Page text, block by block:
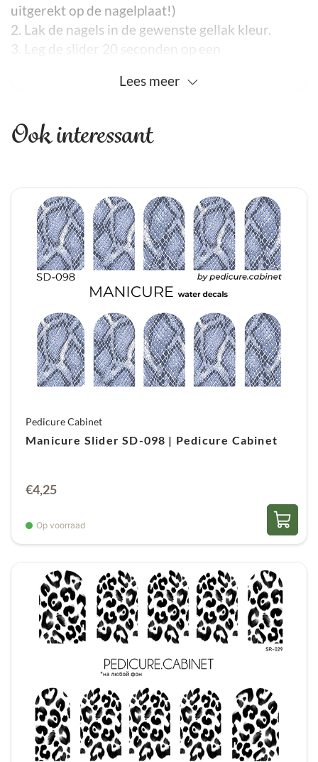
uitgerekt op de nagelplaat!)
2. Lak de nagels in de gewenste gellak kleur.
3. Leg de slider 20 seconden op een
4. Breng een base aan en hard deze 10 a 15 sec
5. Neem de slider,zorg dat het overtollige water
eraf is en veeg voorzichtig de slider los.
plaats de slider op naar de nagel. De slider rekt
een beetje in de breedte. Zorg dat al het
resterende water en luchtbellen eruit zij en
helemaal mooi glad is. Droog in een lamp
gedurende 60 seconden.
7. Gebruik een vijl van gemiddelde grofheid, met
bewegingen van boven naar beneden en
verwijder voorzichtig de overtollige slider van de
vrije rand van de nagel.
8. Plaats een dunne laag base(of met een top met
* het is niet nodig om de uiteinden te verzegelen,
de schuivers zijn perfect gedragen!
Lees meer
Ook interessant
Pedicure Cabinet
Manicure Slider SD-098 | Pedicure Cabinet
€4,25
Op voorraad